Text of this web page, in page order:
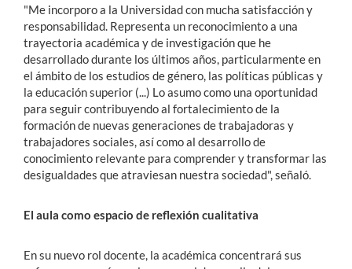
"Me incorporo a la Universidad con mucha satisfacción y
responsabilidad. Representa un reconocimiento a una
trayectoria académica y de investigación que he
desarrollado durante los últimos años, particularmente en
el ámbito de los estudios de género, las políticas públicas y
la educación superior (...) Lo asumo como una oportunidad
para seguir contribuyendo al fortalecimiento de la
formación de nuevas generaciones de trabajadoras y
trabajadores sociales, así como al desarrollo de
conocimiento relevante para comprender y transformar las
desigualdades que atraviesan nuestra sociedad", señaló.
El aula como espacio de reflexión cualitativa
En su nuevo rol docente, la académica concentrará sus